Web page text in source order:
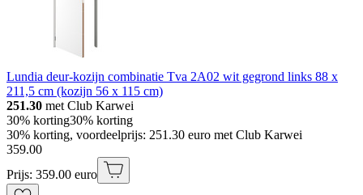
Lundia deur-kozijn combinatie Tva 2A02 wit gegrond links 88 x
211,5 cm (kozijn 56 x 115 cm)
251.30 met Club Karwei
30% korting30% korting
30% korting, voordeelprijs: 251.30 euro met Club Karwei
359.00
Prijs: 359.00 euro